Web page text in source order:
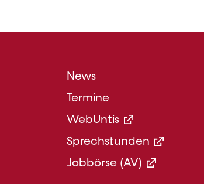
Footer
Menü
News
Termine
WebUntis
Sprechstunden
Jobbörse (AV)